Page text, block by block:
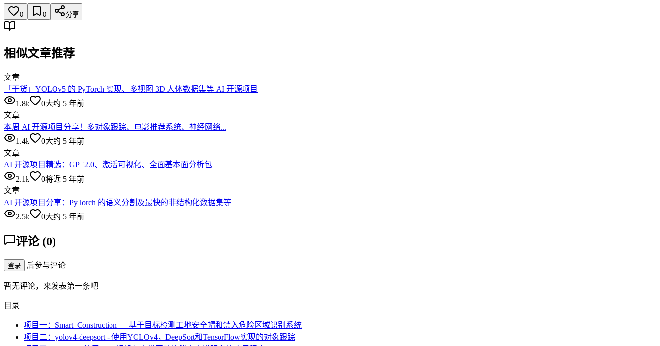
0 0 分享
相似文章推荐
文章
「干货」YOLOv5 的 PyTorch 实现、多视图 3D 人体数据集等 AI 开源项目
1.8k
0大约 5 年前
文章
本周 AI 开源项目分享！多对象跟踪、电影推荐系统、神经网络...
1.4k
0大约 5 年前
文章
AI 开源项目精选：GPT2.0、激活可视化、全面基本面分析包
2.1k
0将近 5 年前
文章
AI 开源项目分享：PyTorch 的语义分割及最快的非结构化数据集等
2.5k
0大约 5 年前
评论 (0)
登录 后参与评论
暂无评论，来发表第一条吧
目录
项目一：Smart_Construction — 基于目标检测工地安全帽和禁入危险区域识别系统
项目二：yolov4-deepsort - 使用YOLOv4，DeepSort和TensorFlow实现的对象跟踪